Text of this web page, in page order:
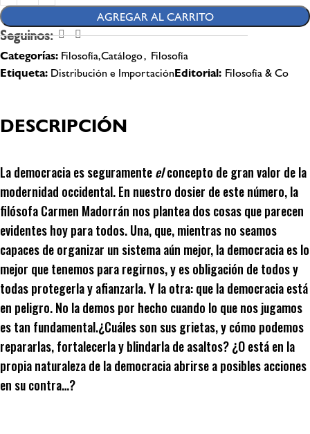
AGREGAR AL CARRITO
Seguinos:
Categorías: Filosofía,Catálogo, Filosofía
Etiqueta: Distribución e ImportaciónEditorial: Filosofía & Co
DESCRIPCIÓN
La democracia es seguramenteelconcepto de gran valor de la
modernidad occidental. En nuestro dosier de este número, la
filósofa Carmen Madorrán nos plantea dos cosas que parecen
evidentes hoy para todos. Una, que, mientras no seamos
capaces de organizar un sistema aún mejor, la democracia es lo
mejor que tenemos para regirnos, y es obligación de todos y
todas protegerla y afianzarla. Y la otra: que la democracia está
en peligro. No la demos por hecho cuando lo que nos jugamos
es tan fundamental.¿Cuáles son sus grietas, y cómo podemos
repararlas, fortalecerla y blindarla de asaltos? ¿O está en la
propia naturaleza de la democracia abrirse a posibles acciones
en su contra…?